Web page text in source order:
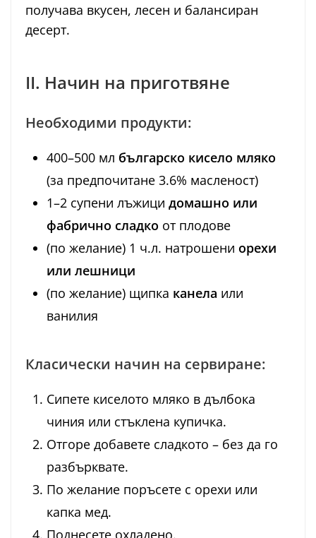
получава вкусен, лесен и балансиран
десерт.
II. Начин на приготвяне
Необходими продукти:
400–500 мл българско кисело мляко
(за предпочитане 3.6% масленост)
1–2 супени лъжици домашно или
фабрично сладко от плодове
(по желание) 1 ч.л. натрошени орехи
или лешници
(по желание) щипка канела или
ванилия
Класически начин на сервиране:
Сипете киселото мляко в дълбока
чиния или стъклена купичка.
Отгоре добавете сладкото – без да го
разбърквате.
По желание поръсете с орехи или
капка мед.